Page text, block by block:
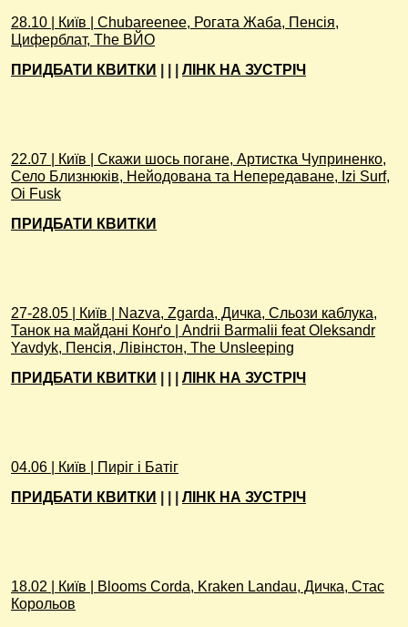
28.10 | Київ | Chubareenee, Рогата Жаба, Пенсія,
Циферблат, The ВЙО
ПРИДБАТИ КВИТКИ
ЛІНК НА ЗУСТРІЧ
22.07 | Київ | Скажи шось погане, Артистка Чуприненко,
Село Близнюків, Нейодована та Непередаване, Izi Surf,
Oi Fusk
ПРИДБАТИ КВИТКИ
27-28.05 | Київ | Nazva, Zgarda, Дичка, Сльози каблука,
Танок на майдані Конґо | Andrii Barmalii feat Oleksandr
Yavdyk, Пенсія, Лівінстон, The Unsleeping
ПРИДБАТИ КВИТКИ
ЛІНК НА ЗУСТРІЧ
04.06 | Київ | Пиріг і Батіг
ПРИДБАТИ КВИТКИ
ЛІНК НА ЗУСТРІЧ
18.02 | Київ | Blooms Corda, Kraken Landau, Дичка, Стас
Корольов